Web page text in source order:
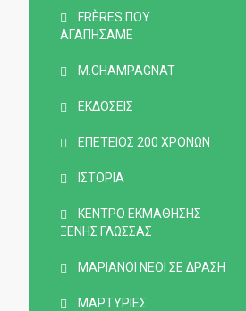
FRÈRES ΠΟΥ
ΑΓΑΠΉΣΑΜΕ
M.CHAMPAGNAT
ΕΚΔΌΣΕΙΣ
ΕΠΈΤΕΙΟΣ 200 ΧΡΌΝΩΝ
ΙΣΤΟΡΊΑ
ΚΈΝΤΡΟ ΕΚΜΆΘΗΣΗΣ
ΞΈΝΗΣ ΓΛΏΣΣΑΣ
ΜΑΡΙΑΝΟΊ ΝΈΟΙ ΣΕ ΔΡΆΣΗ
ΜΑΡΤΥΡΊΕΣ